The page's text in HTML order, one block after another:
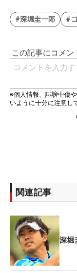
#深堀圭一郎 #
関連記事
深堀